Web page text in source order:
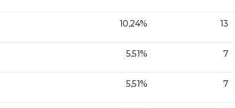
10,24% 13
5,51% 7
5,51% 7